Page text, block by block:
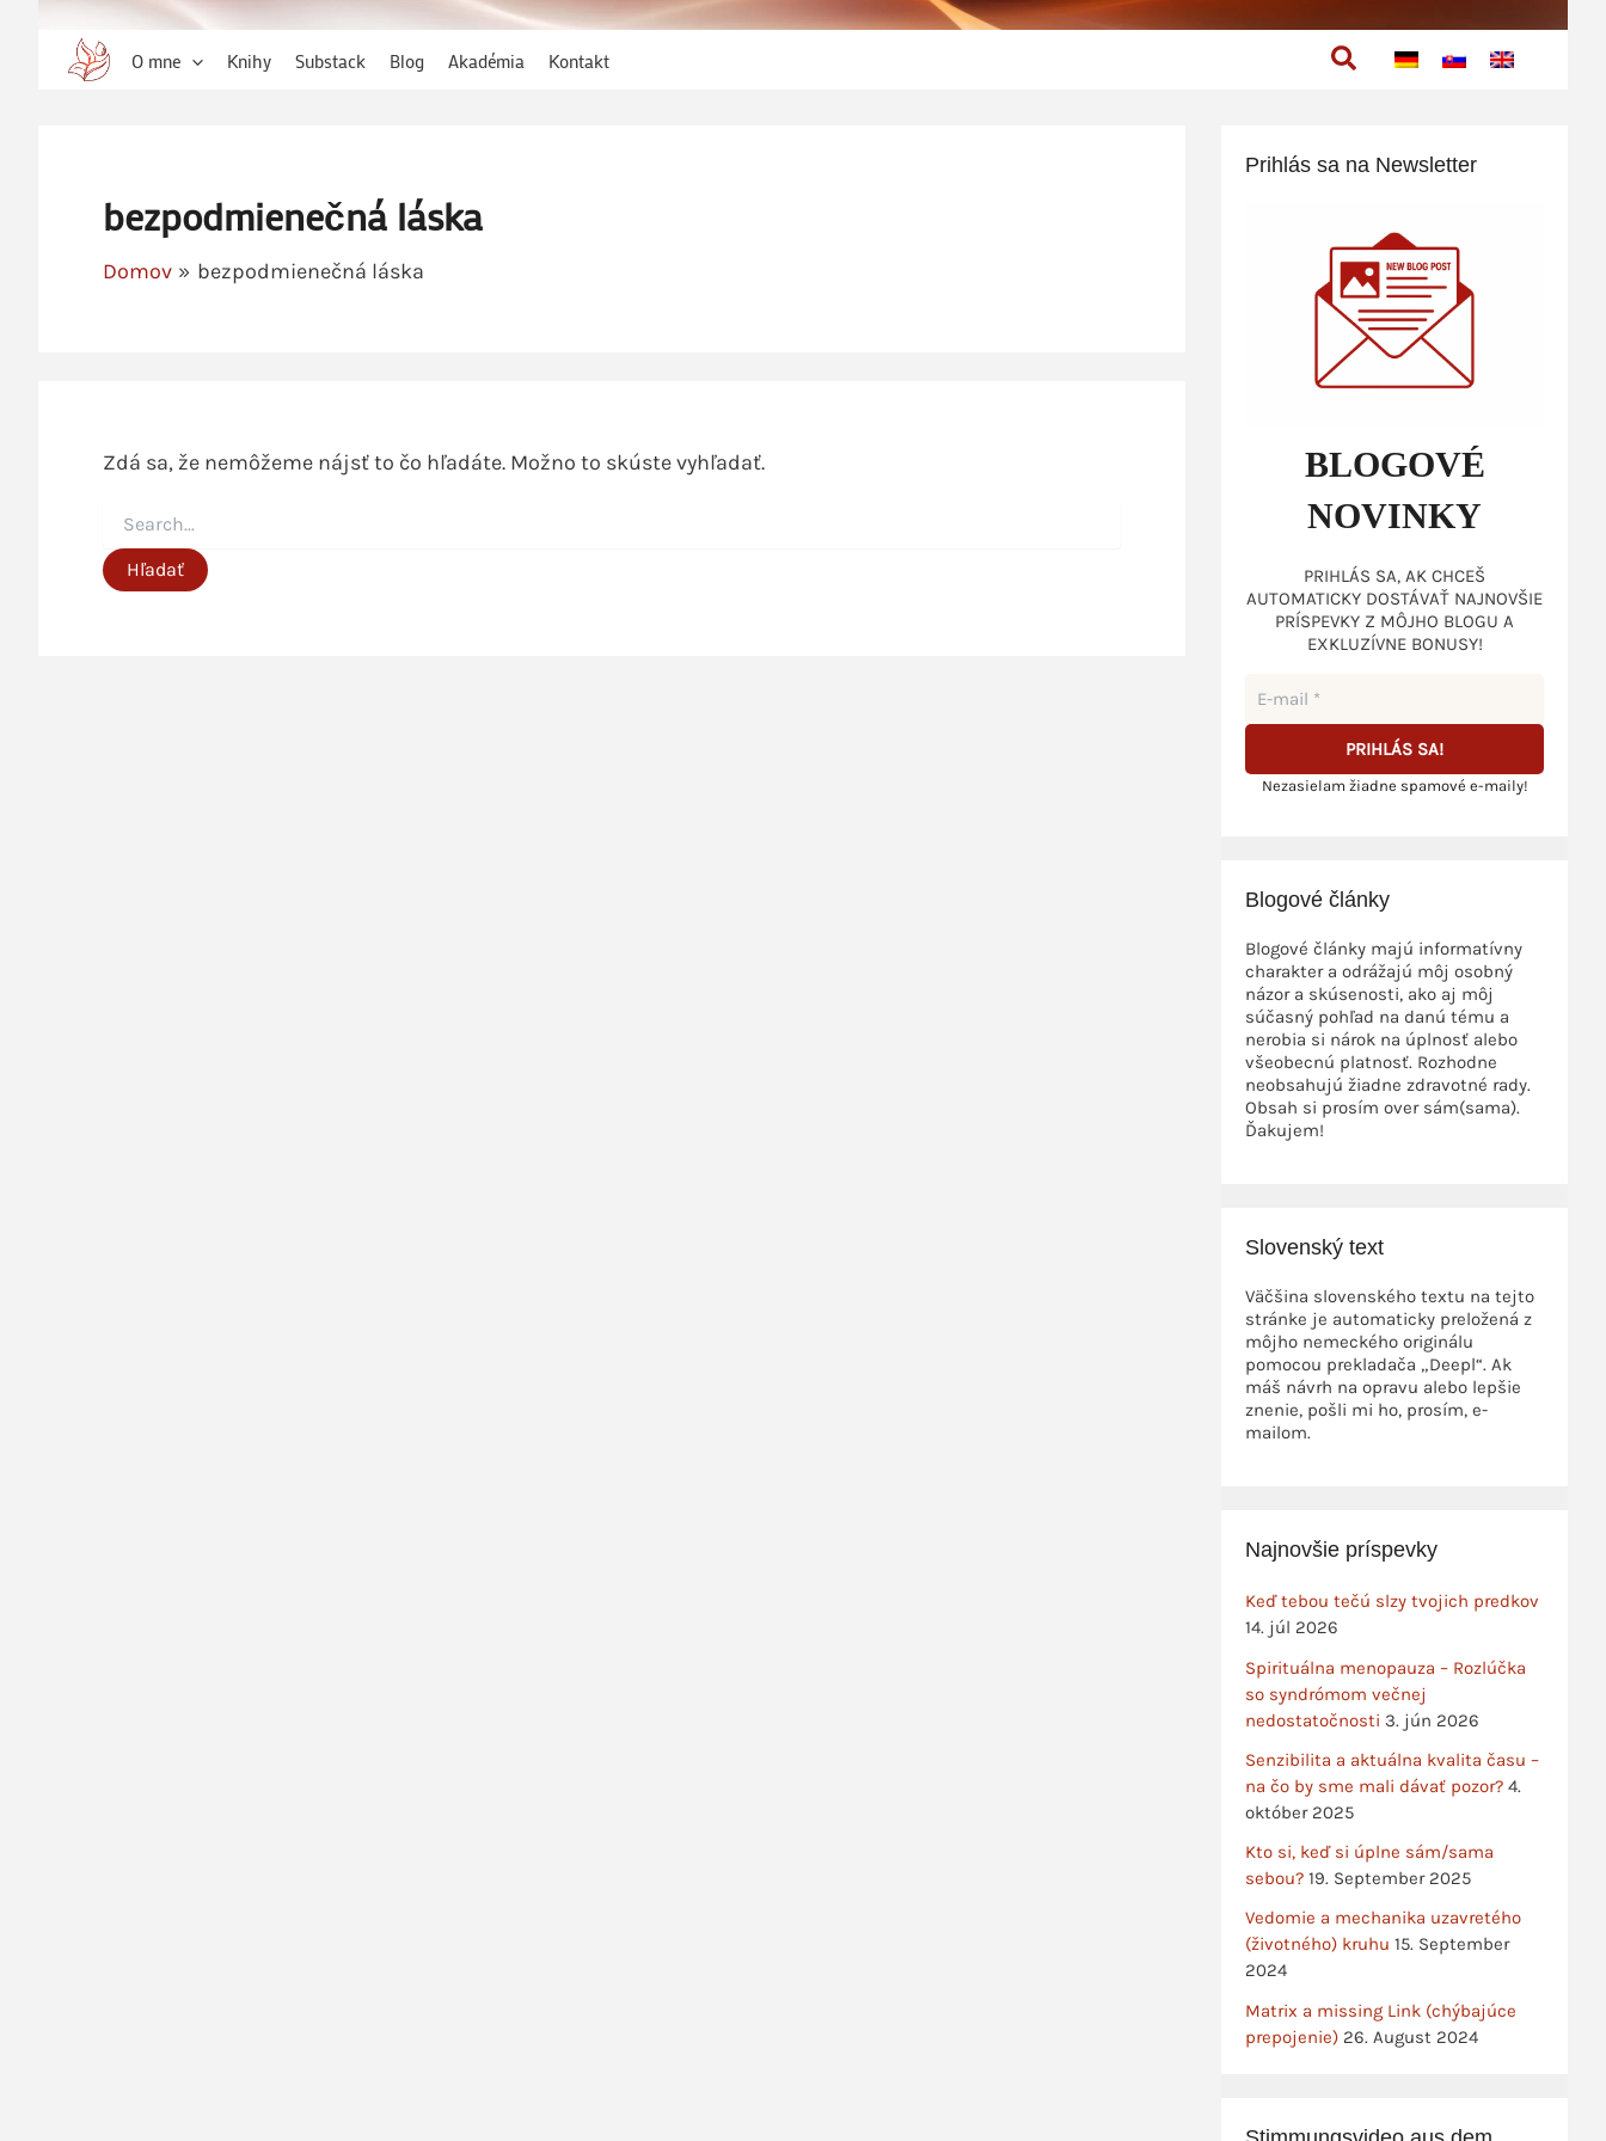
O mne Knihy Substack Blog Akadémia Kontakt Hľadať
bezpodmienečná láska
Domov bezpodmienečná láska
Zdá sa, že nemôžeme nájsť to čo hľadáte. Možno to skúste vyhľadať.
Prihlás sa na Newsletter
BLOGOVÉ
NOVINKY
PRIHLÁS SA, AK CHCEŠ
AUTOMATICKY DOSTÁVAŤ NAJNOVŠIE
PRÍSPEVKY Z MÔJHO BLOGU A
EXKLUZÍVNE BONUSY!
Nezasielam žiadne spamové e-maily!
Blogové články
Blogové články majú informatívny
charakter a odrážajú môj osobný
názor a skúsenosti, ako aj môj
súčasný pohľad na danú tému a
nerobia si nárok na úplnosť alebo
všeobecnú platnosť. Rozhodne
neobsahujú žiadne zdravotné rady.
Obsah si prosím over sám(sama).
Ďakujem!
Slovenský text
Väčšina slovenského textu na tejto
stránke je automaticky preložená z
môjho nemeckého originálu
pomocou prekladača „Deepl“. Ak
máš návrh na opravu alebo lepšie
znenie, pošli mi ho, prosím, e-
mailom.
Najnovšie príspevky
Keď tebou tečú slzy tvojich predkov
14. júl 2026
Spirituálna menopauza – Rozlúčka
so syndrómom večnej
nedostatočnosti 3. jún 2026
Senzibilita a aktuálna kvalita času –
na čo by sme mali dávať pozor? 4.
október 2025
Kto si, keď si úplne sám/sama
sebou? 19. September 2025
Vedomie a mechanika uzavretého
(životného) kruhu 15. September
2024
Matrix a missing Link (chýbajúce
prepojenie) 26. August 2024